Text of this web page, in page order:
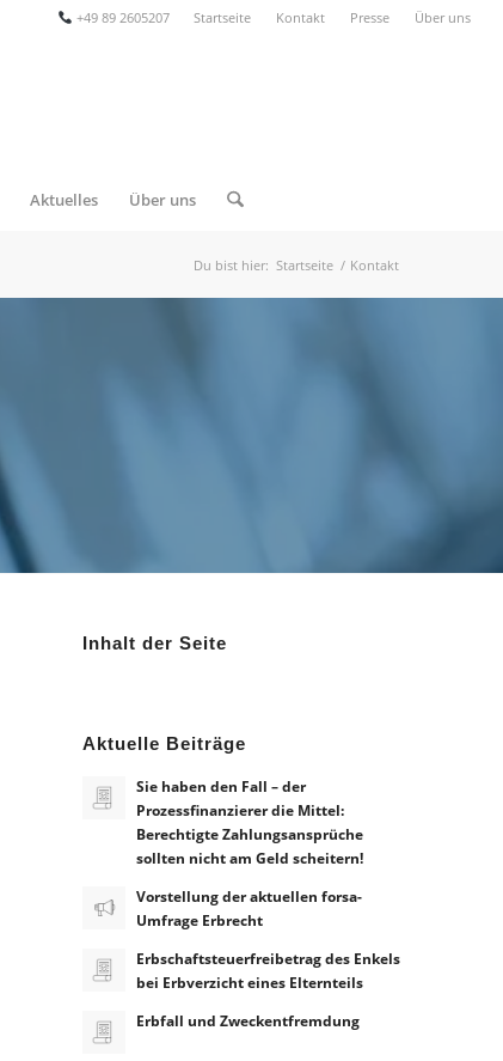
Startseite Kontakt Presse Über uns
+49 89 2605207
Aktuelles Über uns
Du bist hier: Startseite / Kontakt
Inhalt der Seite
Aktuelle Beiträge
Sie haben den Fall – der
Prozessfinanzierer die Mittel:
Berechtigte Zahlungsansprüche
sollten nicht am Geld scheitern!
Vorstellung der aktuellen forsa-
Umfrage Erbrecht
Erbschaftsteuerfreibetrag des Enkels
bei Erbverzicht eines Elternteils
Erbfall und Zweckentfremdung